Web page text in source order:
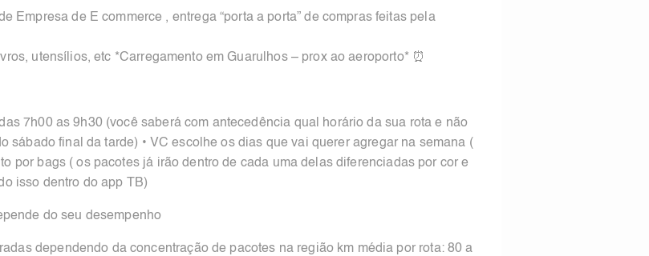
Empresa de E commerce , entrega “porta a porta” de compras feitas pela
utensílios, etc *Carregamento em Guarulhos – prox ao aeroporto* ⏰
7h00 as 9h30 (você saberá com antecedência qual horário da sua rota e não
sábado final da tarde) • VC escolhe os dias que vai querer agregar na semana (
por bags ( os pacotes já irão dentro de cada uma delas diferenciadas por cor e
isso dentro do app TB)
do seu desempenho
dependendo da concentração de pacotes na região km média por rota: 80 a